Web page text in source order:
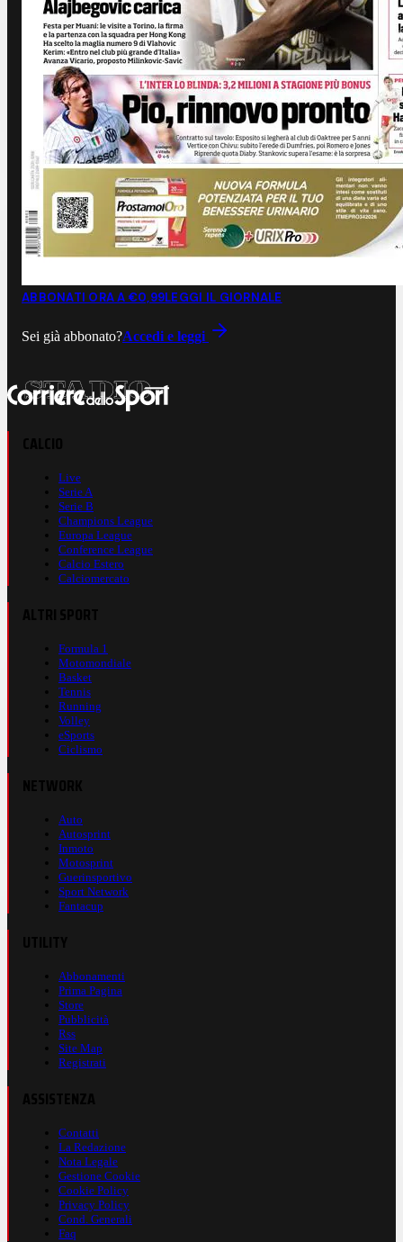
ABBONATI ORA A €0,99LEGGI IL GIORNALE
Sei già abbonato?Accedi e leggi
Live
Serie A
Serie B
Champions League
Europa League
Conference League
Calcio Estero
Calciomercato
Formula 1
Motomondiale
Basket
Tennis
Running
Volley
eSports
Ciclismo
Auto
Autosprint
Inmoto
Motosprint
Guerinsportivo
Sport Network
Fantacup
Abbonamenti
Prima Pagina
Store
Pubblicità
Rss
Site Map
Registrati
Contatti
La Redazione
Nota Legale
Gestione Cookie
Cookie Policy
Privacy Policy
Cond. Generali
Faq